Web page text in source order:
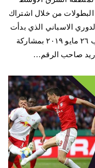
من خلال اشتراك
الاسباني الذي بدأت
فعالياته في ١٧ اغسطس ٢٠١٨ وانتهى ب ٢٦ مايو ٢٠١٩ بمشاركة
صاحب الرقم…